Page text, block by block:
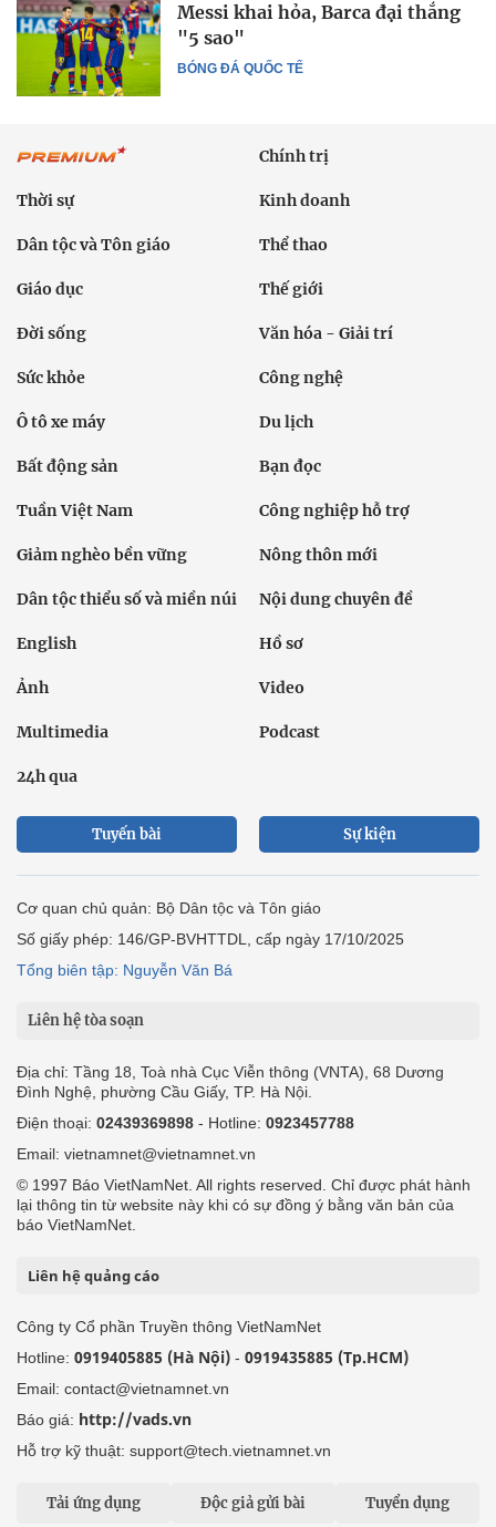
BÓNG ĐÁ QUỐC TẾ
Messi khai hỏa, Barca đại thắng
"5 sao"
Chính trị
Thời sự Kinh doanh
Dân tộc và Tôn giáo Thể thao
Giáo dục Thế giới
Đời sống Văn hóa - Giải trí
Sức khỏe Công nghệ
Ô tô xe máy Du lịch
Bất động sản Bạn đọc
Tuần Việt Nam Công nghiệp hỗ trợ
Giảm nghèo bền vững Nông thôn mới
Dân tộc thiểu số và miền núi Nội dung chuyên đề
English Hồ sơ
Ảnh Video
Multimedia Podcast
24h qua
Tuyến bài Sự kiện
Cơ quan chủ quản: Bộ Dân tộc và Tôn giáo
Số giấy phép: 146/GP-BVHTTDL, cấp ngày 17/10/2025
Tổng biên tập: Nguyễn Văn Bá
Liên hệ tòa soạn
Địa chỉ: Tầng 18, Toà nhà Cục Viễn thông (VNTA), 68 Dương
Đình Nghệ, phường Cầu Giấy, TP. Hà Nội.
Điện thoại: 02439369898 - Hotline: 0923457788
Email: vietnamnet@vietnamnet.vn
© 1997 Báo VietNamNet. All rights reserved. Chỉ được phát hành
lại thông tin từ website này khi có sự đồng ý bằng văn bản của
báo VietNamNet.
Liên hệ quảng cáo
Công ty Cổ phần Truyền thông VietNamNet
Hotline: 0919405885 (Hà Nội) - 0919435885 (Tp.HCM)
Email: contact@vietnamnet.vn
Báo giá: http://vads.vn
Hỗ trợ kỹ thuật: support@tech.vietnamnet.vn
Tải ứng dụng Độc giả gửi bài Tuyển dụng